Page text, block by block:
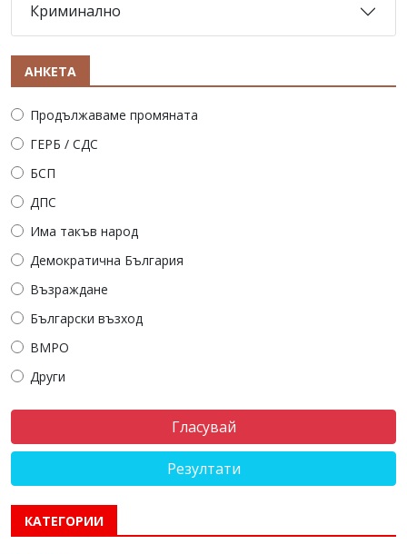
Криминално
АНКЕТА
Продължаваме промяната
ГЕРБ / СДС
БСП
ДПС
Има такъв народ
Демократична България
Възраждане
Български възход
ВМРО
Други
Резултати
КАТЕГОРИИ